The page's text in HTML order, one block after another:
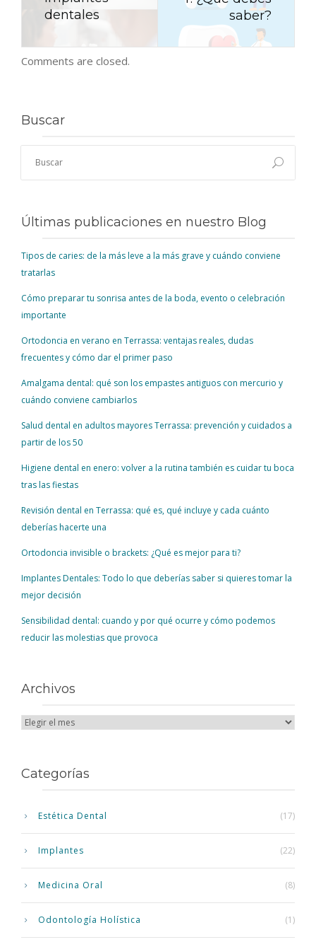
dentales
saber?
Comments are closed.
Buscar
Últimas publicaciones en nuestro Blog
Tipos de caries: de la más leve a la más grave y cuándo conviene
tratarlas
Cómo preparar tu sonrisa antes de la boda, evento o celebración
importante
Ortodoncia en verano en Terrassa: ventajas reales, dudas
frecuentes y cómo dar el primer paso
Amalgama dental: qué son los empastes antiguos con mercurio y
cuándo conviene cambiarlos
Salud dental en adultos mayores Terrassa: prevención y cuidados a
partir de los 50
Higiene dental en enero: volver a la rutina también es cuidar tu boca
tras las fiestas
Revisión dental en Terrassa: qué es, qué incluye y cada cuánto
deberías hacerte una
Ortodoncia invisible o brackets: ¿Qué es mejor para ti?
Implantes Dentales: Todo lo que deberías saber si quieres tomar la
mejor decisión
Sensibilidad dental: cuando y por qué ocurre y cómo podemos
reducir las molestias que provoca
Archivos
Categorías
Estética Dental (17)
Implantes (22)
Medicina Oral (8)
Odontología Holística (1)